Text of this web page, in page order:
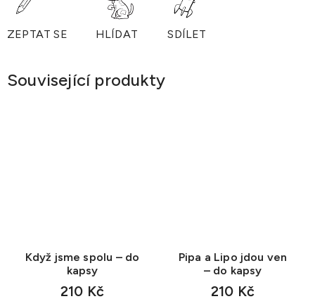
ZEPTAT SE HLÍDAT SDÍLET
Související produkty
Když jsme spolu – do
kapsy
210 Kč
Pipa a Lipo jdou ven
– do kapsy
210 Kč